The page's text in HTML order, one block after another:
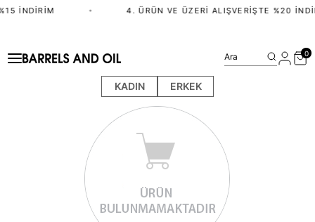
İNDIRIM • 4. ÜRÜN VE ÜZERI ALIŞVERIŞTE %20
KADIN ERKEK
Ara 0